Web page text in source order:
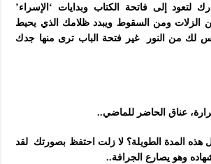
إلى فاتحة الكتاب وبدايات ‘الإسراء’
ومن السقوط ويبدد ظلامك الذي يحيط
لك من النور غير فتحة الباب ترى منها جدك
عناق الحاضر للماضي..
المدة الطويلة؟ لا زلت احتفظ بصورتك لقد
وهو يصارع الجرافة..